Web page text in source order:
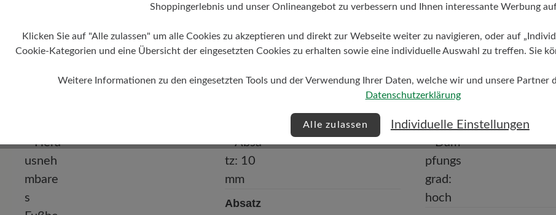
Absatz
Shoppingerlebnis und unser Onlineangebot zu verbessern und Ihnen interessante Werbung
Klicken Sie auf "Alle zulassen" um alle Cookies zu akzeptieren und direkt zur Webseite weiter zu navigieren, oder auf
Cookie-Kategorien und eine Übersicht der eingesetzten Cookies zu erhalten sowie eine individuelle Auswahl zu treffen. Sie
Weitere Informationen zu den eingesetzten Tools und der Verwendung Ihrer Daten, welche wir und unsere Partner
Datenschutzerklärung
Alle zulassen Individuelle Einstellungen